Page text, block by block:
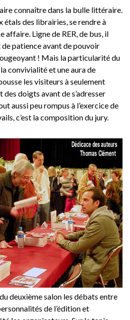
connaître dans la bulle littéraire.
étals des librairies, se rendre à
affaire. Ligne de RER, de bus, il
patience avant de pouvoir
! Mais la particularité du
convivialité et une aura de
les visiteurs à seulement
doigts avant de s’adresser
aussi peu rompus à l’exercice de
c’est la composition du jury.
deuxième salon les débats entre
de l’édition et